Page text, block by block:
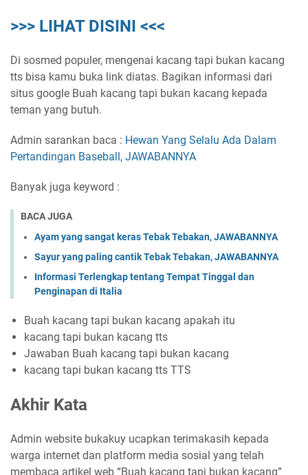
>>> LIHAT DISINI <<<
Di sosmed populer, mengenai kacang tapi bukan kacang
tts bisa kamu buka link diatas. Bagikan informasi dari
situs google Buah kacang tapi bukan kacang kepada
teman yang butuh.
Admin sarankan baca : Hewan Yang Selalu Ada Dalam
Pertandingan Baseball, JAWABANNYA
Banyak juga keyword :
BACA JUGA
Ayam yang sangat keras Tebak Tebakan, JAWABANNYA
Sayur yang paling cantik Tebak Tebakan, JAWABANNYA
Informasi Terlengkap tentang Tempat Tinggal dan
Penginapan di Italia
Buah kacang tapi bukan kacang apakah itu
kacang tapi bukan kacang tts
Jawaban Buah kacang tapi bukan kacang
kacang tapi bukan kacang tts TTS
Akhir Kata
Admin website bukakuy ucapkan terimakasih kepada
warga internet dan platform media sosial yang telah
membaca artikel web “Buah kacang tapi bukan kacang”